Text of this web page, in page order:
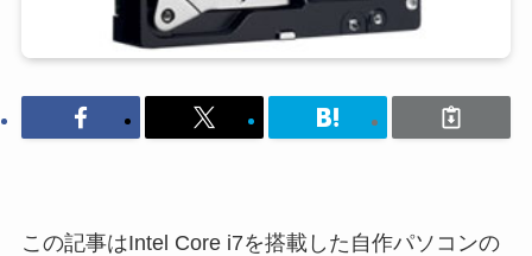
この記事はIntel Core i7を搭載した自作パソコンの